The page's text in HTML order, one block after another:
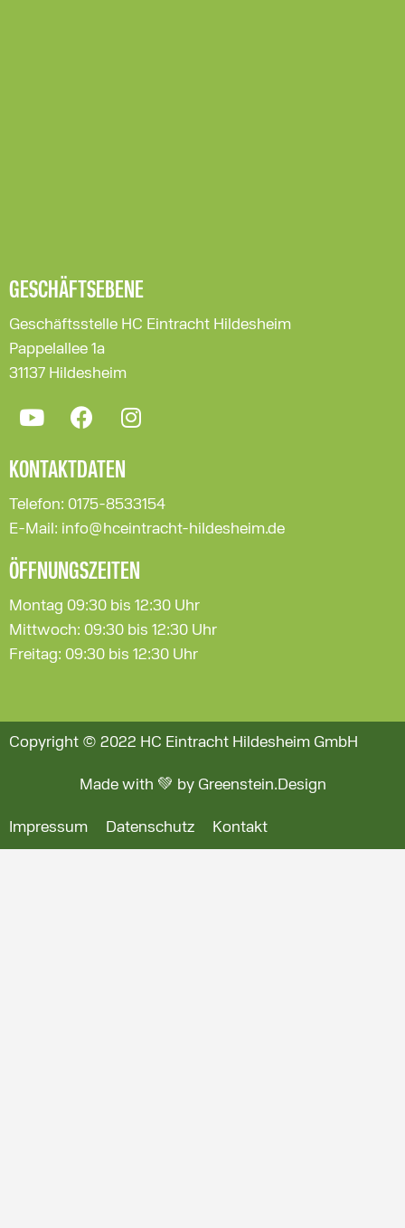
GESCHÄFTSEBENE
Geschäftsstelle HC Eintracht Hildesheim
Pappelallee 1a
31137 Hildesheim
KONTAKTDATEN
Telefon: 0175-8533154
E-Mail: info@hceintracht-hildesheim.de
ÖFFNUNGSZEITEN
Montag 09:30 bis 12:30 Uhr
Mittwoch: 09:30 bis 12:30 Uhr
Freitag: 09:30 bis 12:30 Uhr
Copyright © 2022 HC Eintracht Hildesheim GmbH
Made with 💚 by Greenstein.Design
Impressum Datenschutz Kontakt